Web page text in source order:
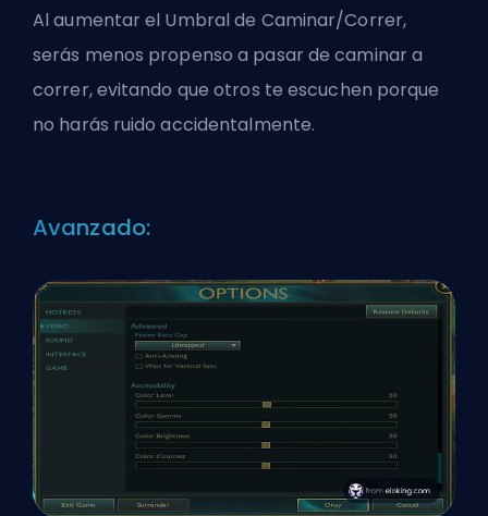
Al aumentar el Umbral de Caminar/Correr,
serás menos propenso a pasar de caminar a
correr, evitando que otros te escuchen porque
no harás ruido accidentalmente.
Avanzado: